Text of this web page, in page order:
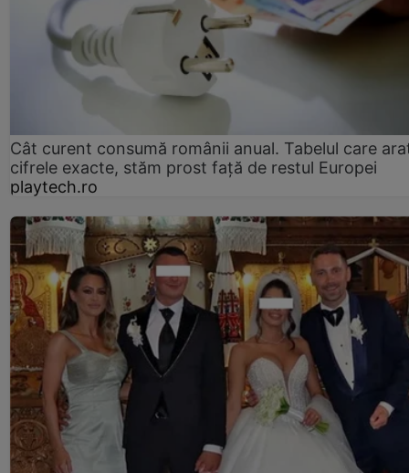
Cât curent consumă românii anual. Tabelul care
cifrele exacte, stăm prost faţă de restul Europei
playtech.ro